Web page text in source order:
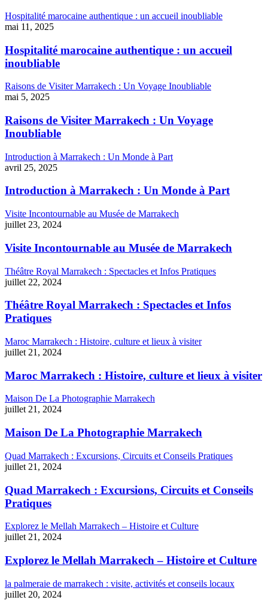
Hospitalité marocaine authentique : un accueil inoubliable
mai 11, 2025
Hospitalité marocaine authentique : un accueil
inoubliable
Raisons de Visiter Marrakech : Un Voyage Inoubliable
mai 5, 2025
Raisons de Visiter Marrakech : Un Voyage
Inoubliable
Introduction à Marrakech : Un Monde à Part
avril 25, 2025
Introduction à Marrakech : Un Monde à Part
Visite Incontournable au Musée de Marrakech
juillet 23, 2024
Visite Incontournable au Musée de Marrakech
Théâtre Royal Marrakech : Spectacles et Infos Pratiques
juillet 22, 2024
Théâtre Royal Marrakech : Spectacles et Infos
Pratiques
Maroc Marrakech : Histoire, culture et lieux à visiter
juillet 21, 2024
Maroc Marrakech : Histoire, culture et lieux à visiter
Maison De La Photographie Marrakech
juillet 21, 2024
Maison De La Photographie Marrakech
Quad Marrakech : Excursions, Circuits et Conseils Pratiques
juillet 21, 2024
Quad Marrakech : Excursions, Circuits et Conseils
Pratiques
Explorez le Mellah Marrakech – Histoire et Culture
juillet 21, 2024
Explorez le Mellah Marrakech – Histoire et Culture
la palmeraie de marrakech : visite, activités et conseils locaux
juillet 20, 2024